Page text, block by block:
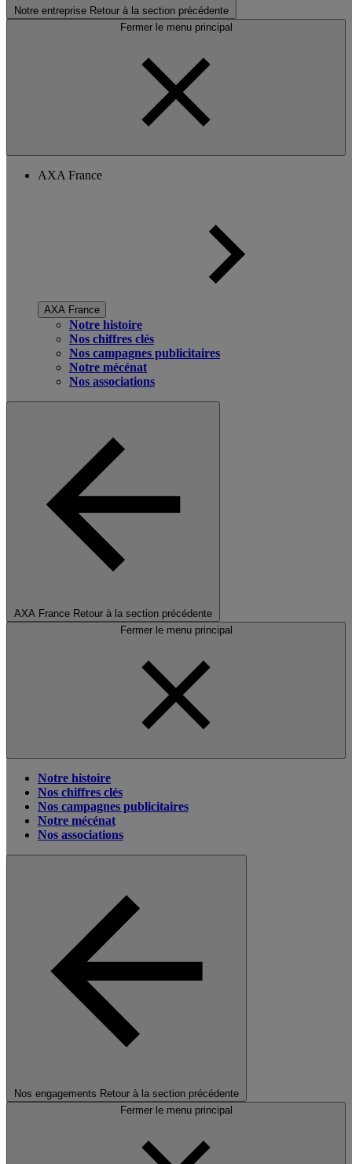
Notre entreprise Retour à la section précédente
Fermer le menu principal
AXA France
AXA France
Notre histoire
Nos chiffres clés
Nos campagnes publicitaires
Notre mécénat
Nos associations
AXA France Retour à la section précédente
Fermer le menu principal
Notre histoire
Nos chiffres clés
Nos campagnes publicitaires
Notre mécénat
Nos associations
Nos engagements Retour à la section précédente
Fermer le menu principal